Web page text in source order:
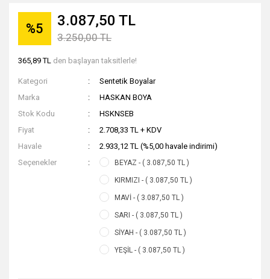
%5 3.087,50 TL
3.250,00 TL
365,89 TL den başlayan taksitlerle!
Kategori
Sentetik Boyalar
Marka
HASKAN BOYA
Stok Kodu
HSKNSEB
Fiyat
2.708,33 TL + KDV
Havale
2.933,12 TL (%5,00 havale indirimi)
Seçenekler
BEYAZ - ( 3.087,50 TL )
KIRMIZI - ( 3.087,50 TL )
MAVİ - ( 3.087,50 TL )
SARI - ( 3.087,50 TL )
SİYAH - ( 3.087,50 TL )
YEŞİL - ( 3.087,50 TL )